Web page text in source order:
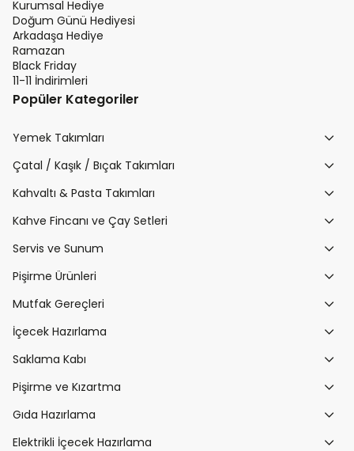
Kurumsal Hediye
Doğum Günü Hediyesi
Arkadaşa Hediye
Ramazan
Black Friday
11-11 İndirimleri
Popüler Kategoriler
Yemek Takımları
Çatal / Kaşık / Bıçak Takımları
Kahvaltı & Pasta Takımları
Kahve Fincanı ve Çay Setleri
Servis ve Sunum
Pişirme Ürünleri
Mutfak Gereçleri
İçecek Hazırlama
Saklama Kabı
Pişirme ve Kızartma
Gıda Hazırlama
Elektrikli İçecek Hazırlama